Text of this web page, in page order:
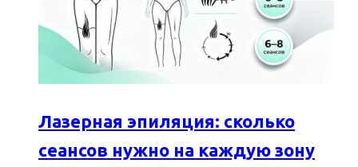
Лазерная эпиляция: сколько
сеансов нужно на каждую зону